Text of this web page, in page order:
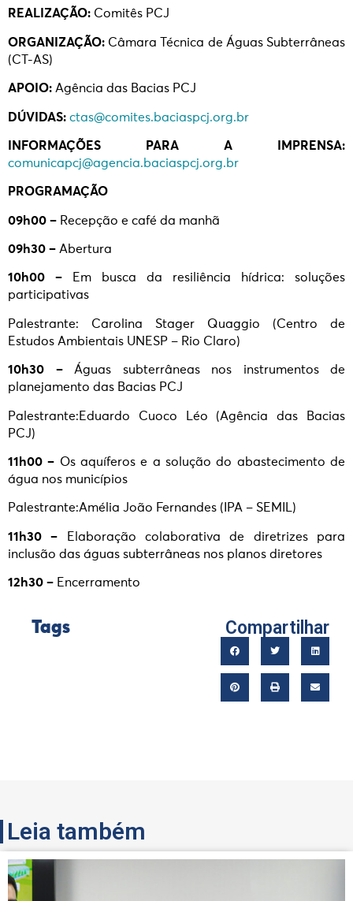
REALIZAÇÃO: Comitês PCJ
ORGANIZAÇÃO: Câmara Técnica de Águas Subterrâneas
(CT-AS)
APOIO: Agência das Bacias PCJ
DÚVIDAS: ctas@comites.baciaspcj.org.br
INFORMAÇÕES PARA A IMPRENSA:
comunicapcj@agencia.baciaspcj.org.br
PROGRAMAÇÃO
09h00 – Recepção e café da manhã
09h30 – Abertura
10h00 –
Em busca da resiliência hídrica: soluções
participativas
Palestrante: Carolina Stager Quaggio (Centro de
Estudos Ambientais UNESP – Rio Claro)
10h30 – Águas subterrâneas nos instrumentos de
planejamento das Bacias PCJ
Palestrante:Eduardo Cuoco Léo (Agência das Bacias
PCJ)
11h00 – Os aquíferos e a solução do abastecimento de
água nos municípios
Palestrante:Amélia João Fernandes (IPA – SEMIL)
11h30 –
Elaboração colaborativa de diretrizes para
inclusão das águas subterrâneas nos planos diretores
12h30 – Encerramento
Tags Compartilhar
Leia também